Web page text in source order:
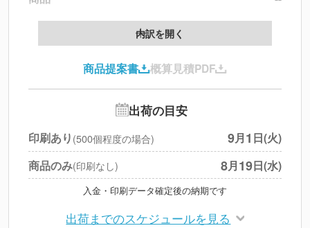
製版代
印刷代
北海道・沖縄・離島 別途
円
※上記小計は税別です
内訳を開く
商品提案書 概算見積PDF
出荷の目安
印刷あり (500個程度の場合) 9月1 日(火)
商品のみ(印刷なし) 8月19日(水)
入金・印刷データ確定後の納期です
出荷までのスケジュールを見る